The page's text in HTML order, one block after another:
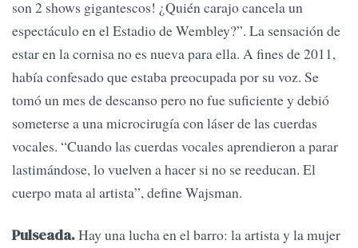
son 2 shows gigantescos! ¿Quién carajo cancela un
espectáculo en el Estadio de Wembley?”. La sensación de
estar en la cornisa no es nueva para ella. A fines de 2011,
había confesado que estaba preocupada por su voz. Se
tomó un mes de descanso pero no fue suficiente y debió
someterse a una microcirugía con láser de las cuerdas
vocales. “Cuando las cuerdas vocales aprendieron a parar
lastimándose, lo vuelven a hacer si no se reeducan. El
cuerpo mata al artista”, define Wajsman.
Pulseada.Hay una lucha en el barro: la artista y la mujer